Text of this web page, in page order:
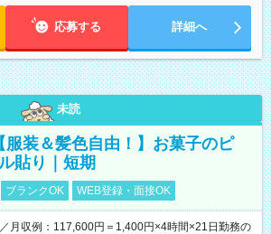
応募する 詳細へ
未読
服装＆髪色自由！】お菓子のピ
貼り｜短期
ブランクOK WEB登録・面接OK
月収例：117,600円＝1,400円×4時間×21日勤務の